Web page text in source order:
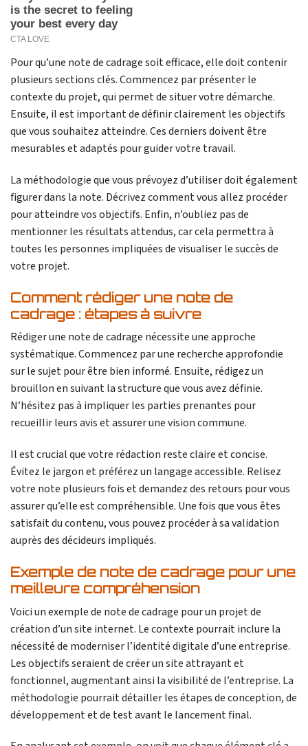
Pour qu’une note de cadrage soit efficace, elle doit contenir
plusieurs sections clés. Commencez par présenter le
contexte du projet, qui permet de situer votre démarche.
Ensuite, il est important de définir clairement les objectifs
que vous souhaitez atteindre. Ces derniers doivent être
mesurables et adaptés pour guider votre travail.
La méthodologie que vous prévoyez d’utiliser doit également
figurer dans la note. Décrivez comment vous allez procéder
pour atteindre vos objectifs. Enfin, n’oubliez pas de
mentionner les résultats attendus, car cela permettra à
toutes les personnes impliquées de visualiser le succès de
votre projet.
Comment rédiger une note de
cadrage : étapes à suivre
Rédiger une note de cadrage nécessite une approche
systématique. Commencez par une recherche approfondie
sur le sujet pour être bien informé. Ensuite, rédigez un
brouillon en suivant la structure que vous avez définie.
N’hésitez pas à impliquer les parties prenantes pour
recueillir leurs avis et assurer une vision commune.
Il est crucial que votre rédaction reste claire et concise.
Évitez le jargon et préférez un langage accessible. Relisez
votre note plusieurs fois et demandez des retours pour vous
assurer qu’elle est compréhensible. Une fois que vous êtes
satisfait du contenu, vous pouvez procéder à sa validation
auprès des décideurs impliqués.
Exemple de note de cadrage pour une
meilleure compréhension
Voici un exemple de note de cadrage pour un projet de
création d’un site internet. Le contexte pourrait inclure la
nécessité de moderniser l’identité digitale d’une entreprise.
Les objectifs seraient de créer un site attrayant et
fonctionnel, augmentant ainsi la visibilité de l’entreprise. La
méthodologie pourrait détailler les étapes de conception, de
développement et de test avant le lancement final.